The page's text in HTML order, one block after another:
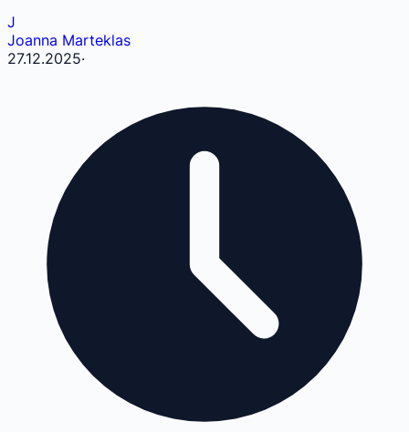
J
Joanna Marteklas
27.12.2025·